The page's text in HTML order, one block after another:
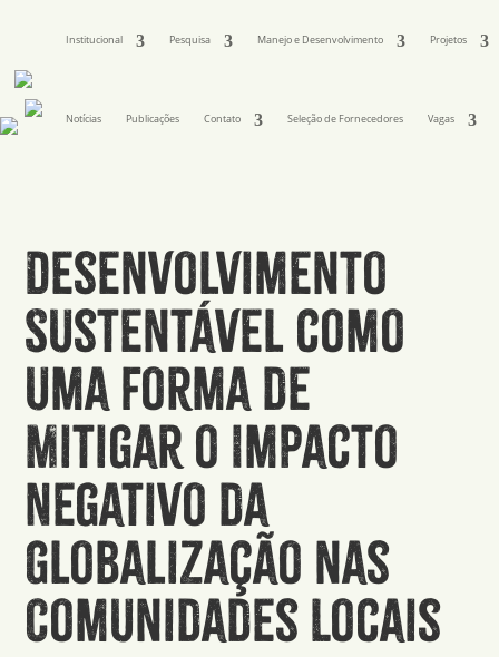
Institucional Pesquisa Manejo e Desenvolvimento Projetos
Notícias Publicações Contato Seleção de Fornecedores Vagas
Desenvolvimento
Sustentável como
uma forma de
Mitigar o Impacto
Negativo da
Globalização nas
Comunidades Locais